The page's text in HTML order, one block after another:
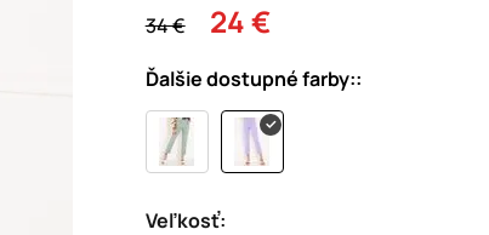
34 € 24 €
Ďalšie dostupné farby::
Veľkosť: